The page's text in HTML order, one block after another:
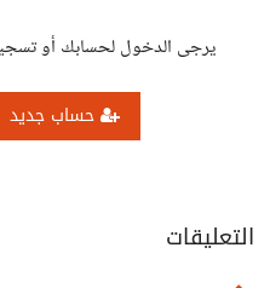
يرجى الدخول لحسابك أو
حساب جديد
التعليقات